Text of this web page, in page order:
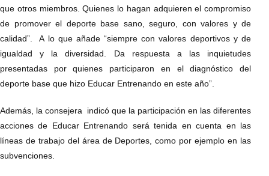
que otros miembros. Quienes lo hagan adquieren el compromiso
de promover el deporte base sano, seguro, con valores y de
calidad”. A lo que añade “siempre con valores deportivos y de
igualdad y la diversidad. Da respuesta a las inquietudes
presentadas por quienes participaron en el diagnóstico del
deporte base que hizo Educar Entrenando en este año”.
Además, la consejera indicó que la participación en las diferentes
acciones de Educar Entrenando será tenida en cuenta en las
líneas de trabajo del área de Deportes, como por ejemplo en las
subvenciones.